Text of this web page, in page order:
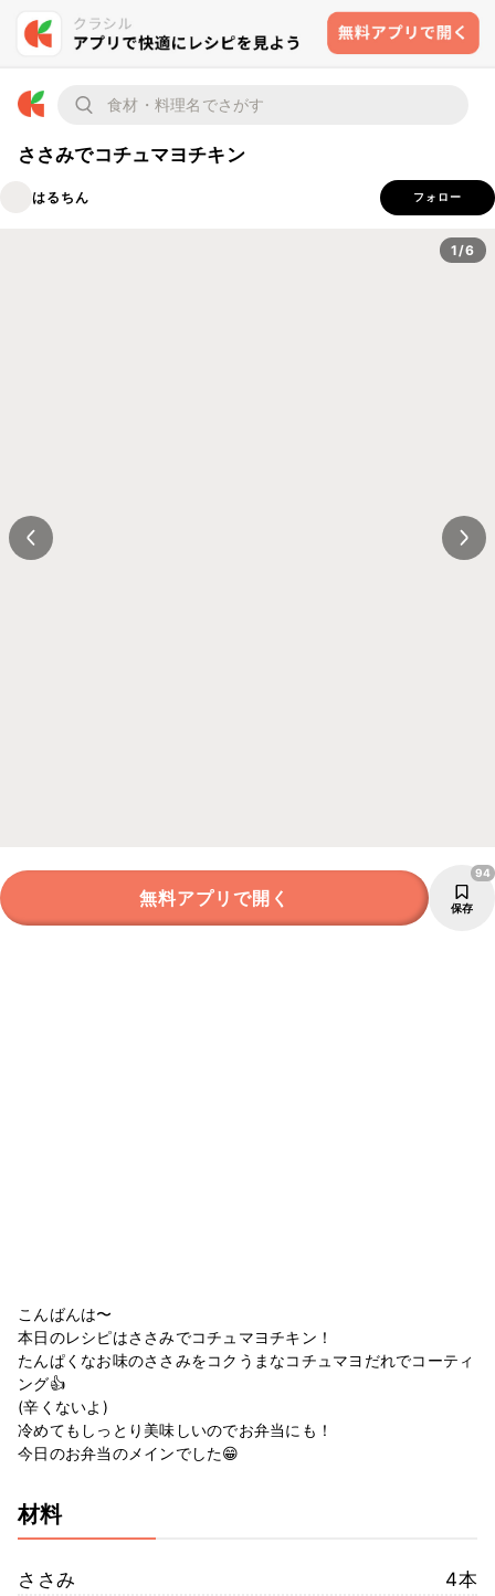
ささみでコチュマヨチキン
はるちん フォロー
1/6
無料アプリで開く 保存
94
こんばんは〜
本日のレシピはささみでコチュマヨチキン！
たんぱくなお味のささみをコクうまなコチュマヨだれでコーティ
ング👍
(辛くないよ)
冷めてもしっとり美味しいのでお弁当にも！
今日のお弁当のメインでした😁
材料
ささみ
4本